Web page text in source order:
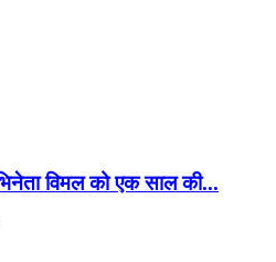
विमल को एक साल की...